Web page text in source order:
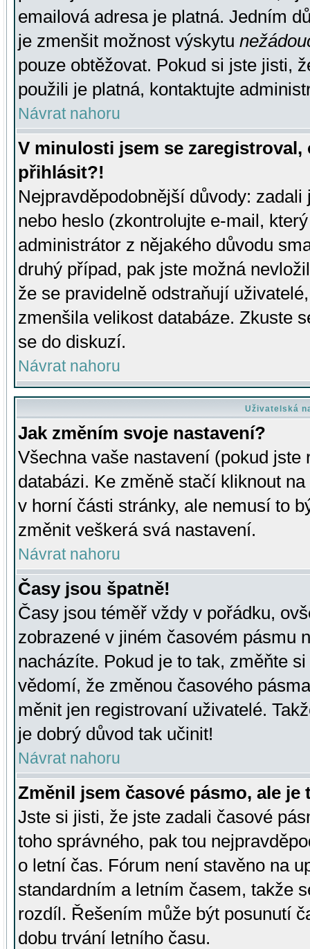
emailová adresa je platná. Jedním
je zmenšit možnost výskytu
pouze obtěžovat. Pokud si jste jisti,
použili je platná, kontaktujte
Návrat nahoru
V minulosti jsem se
přihlásit?!
Nejpravděpodobnější důvody:
nebo heslo (zkontrolujte e-mail,
administrátor z nějakého důvodu
druhý případ, pak jste možná
že se pravidelně odstraňují
zmenšila velikost databáze. Zkuste
se do diskuzí.
Návrat nahoru
Uživatelská
Jak změním svoje nastavení?
Všechna vaše nastavení (pokud
databázi. Ke změně stačí kliknout
v horní části stránky, ale nemusí to
změnit veškerá svá nastavení.
Návrat nahoru
Časy jsou špatně!
Časy jsou téměř vždy v pořádku,
zobrazené v jiném časovém pásmu
nacházíte. Pokud je to tak, změňte
vědomí, že změnou časového
měnit jen registrovaní uživatelé.
je dobrý důvod tak učinit!
Návrat nahoru
Změnil jsem časové pásmo, ale je
Jste si jisti, že jste zadali časové
toho správného, pak tou
o letní čas. Fórum není stavěno na
standardním a letním časem, takže
rozdíl. Řešením může být posunutí
dobu trvání letního času.